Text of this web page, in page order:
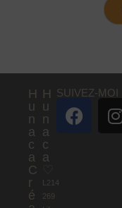
H
u
n
a
c
a
C
r
é
H
u
n
a
c
a
L214
269
SUIVEZ-MOI